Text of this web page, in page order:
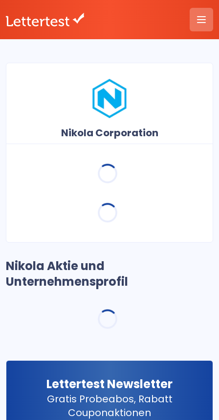
Nikola Corporation
Nikola Aktie und
Unternehmensprofil
Lettertest Newsletter
Gratis Probeabos, Rabatt
Couponaktionen